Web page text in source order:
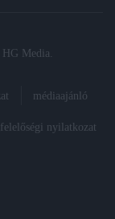
HG Media
médiaajánló
nyilatkozat